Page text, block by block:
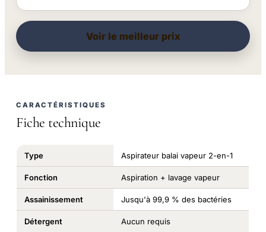
Voir le meilleur prix
CARACTÉRISTIQUES
Fiche technique
Type Aspirateur balai vapeur 2-en-1
Fonction Aspiration + lavage vapeur
Assainissement Jusqu'à 99,9 % des bactéries
Détergent Aucun requis